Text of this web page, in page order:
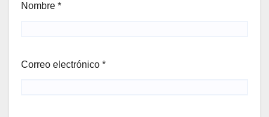
Nombre *
Correo electrónico *